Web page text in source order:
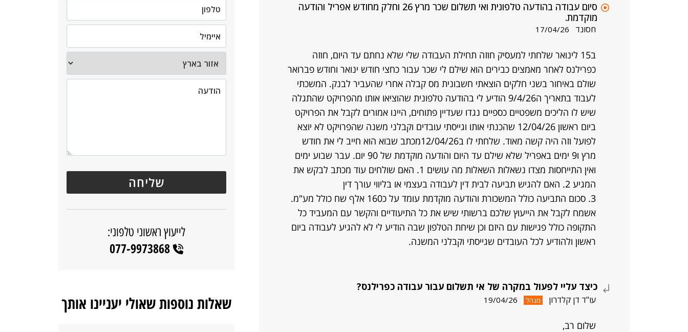
סיום עבודה בהודעה טלפונית ואי תשלום שכר מרץ 26 וחלק מחודש אפריל והודעה
מוקדמת.
חסונד 17/04/26
ב15 לינואר שלחתי למעסיק חוזה תחילת העבודה שלי שלא נחתם עד היום, חוזה
כפרילנס לאחר מאמצים כבירים הוא שילם לי שכר עבור כחצי חודש ינואר וחודש פברואר
שולם באיחור בשני חלקים הוצאתי חשבונית מס קבלה אחרי שהעביר לבנק. המשכתי
לעבוד בתאריך ה9/4/26 הודיע לי בהודעה טלפונית שהוציאו אותו מהפרויקט שהתגלה
שיש לו הליכים משפטיים כספיים נגדו שעדיין פתוחים, היינו אמורים לקבל את הפרויקט
ביום ראשון 12/04/26 שהכנתי אותו וגייסתי עובדים וקבלני משנה שהפרויקט לא יוצא
לפועל וזה היה קשה מאוד. שלחתי לו ב12/04/26מכתב שבוא הוא חייב לי את חודש
מרץ ו9 ימים באפריל שלא שילם עד היום והודעה מוקדמת של 90 יום. עבר שבוע ימים
ואין התייחסות מצדו נשאלות השאלות מה עושים 1. האם שולחים עוד מכתב לבקש את
המגיע 2. האם להגיש תביעה לבית דין לעבודה בעצמי או בליווי עורך דין
3. סכום התביעה כולל המשכורת והודעה מוקדמת עומד על כ160 אלף שח כולל מע"מ.
אשמח לקבל את הייעוץ שלכם ברשותי שיש את כל התיעודיים והקשר עם המעביד כל
התקופה כולל פגישות עם היזם וכן שיחת הטלפון שבה הודיע לי לא להגיע לעבודה ביום
ראשון ולהודיע לכל העובדים שגייסתי וקבלני המשנה.
כיצד עליי לפעול במקרה של אי תשלום עבור עבודה כפרילנס?
עו"ד דן קלדרון מנהל 19/04/26
שלום רב,
לייעוץ ראשוני טלפוני:
077-9973868
שאלות נוספות שאולי יעניינו אותך